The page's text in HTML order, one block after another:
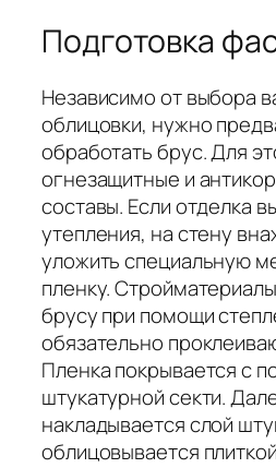
Подготовка
Независимо от выбора
облицовки, нужно
обработать брус. Для
огнезащитные и
составы. Если отделка
утепления, на стену
уложить специальную
пленку.
брусу при помощи
обязательно
Пленка покрывается с
штукатурной секти.
накладывается слой
облицовывается